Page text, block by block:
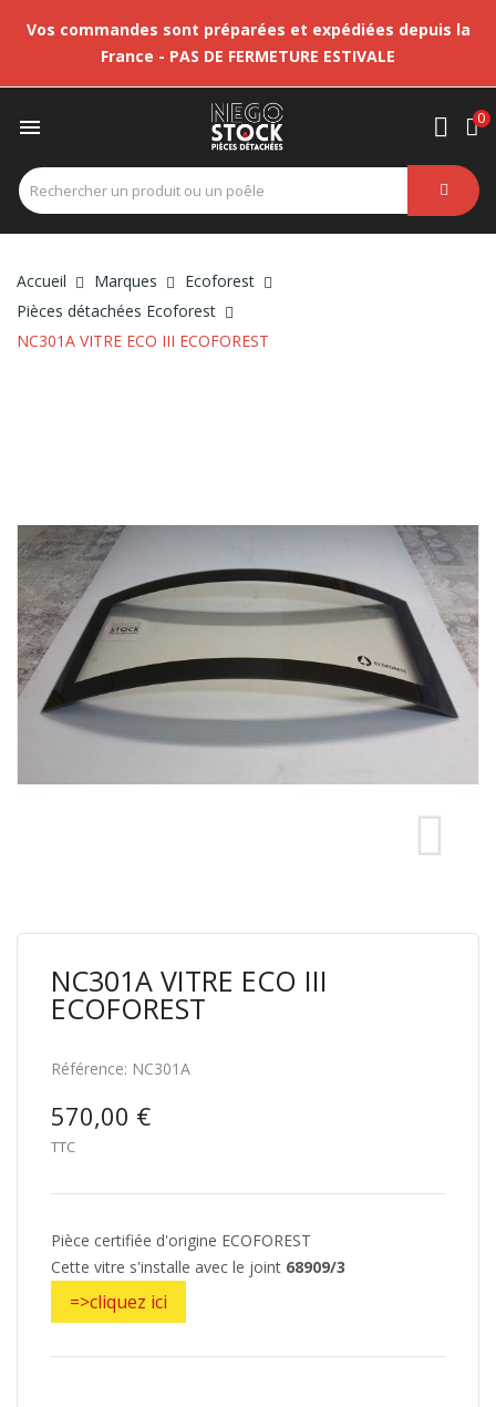
Vos commandes sont préparées et expédiées depuis la
France - PAS DE FERMETURE ESTIVALE
 0
Accueil Marques
Ecoforest
Pièces détachées Ecoforest
NC301A VITRE ECO III ECOFOREST
NC301A VITRE ECO III
ECOFOREST
Référence: NC301A
570,00 €
TTC
Pièce certifiée d'origine ECOFOREST
Cette vitre s'installe avec le joint 68909/3
=>cliquez ici